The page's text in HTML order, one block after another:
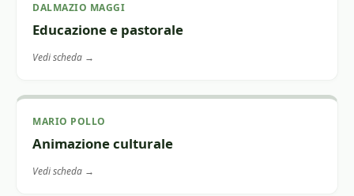
DALMAZIO MAGGI
Educazione e pastorale
Vedi scheda →
MARIO POLLO
Animazione culturale
Vedi scheda →